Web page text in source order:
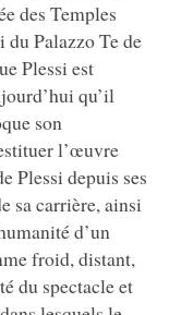
des Temples
du Palazzo Te de
Plessi est
qu’il
son
l’œuvre
Plessi depuis ses
sa carrière, ainsi
d’un
froid, distant,
du spectacle et